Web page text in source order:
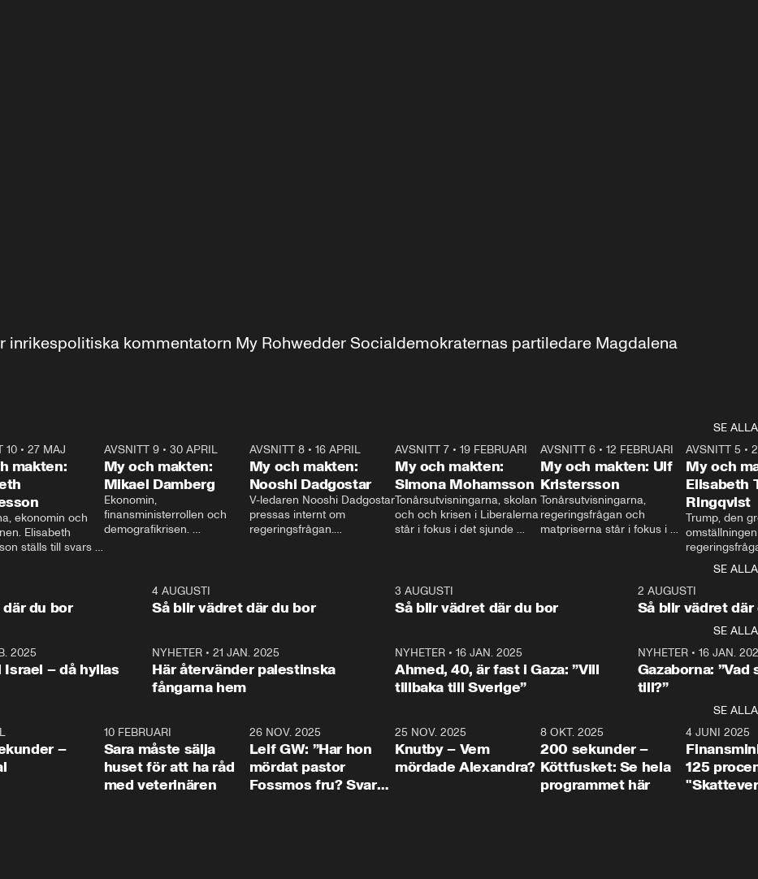
inrikespolitiska kommentatorn My Rohwedder Socialdemokraternas partiledare Magdalena
SE ALLA
10 •27 MAJ
makten:
ekonomin och
Elisabeth
ställs till svars
AVSNITT 9• 30 APRIL
My och makten:
Mikael Damberg
Ekonomin,
finansministerrollen och
demografikrisen.
och Makten.
AVSNITT 8• 16 APRIL
My och makten:
Nooshi Dadgostar
V-ledaren Nooshi Dadgostar
pressas internt om
regeringsfrågan.
– Vi ställer upp i val. Ska vi
vara med så sitter vi förstås
24:30
AVSNITT 7• 19 FEBRUARI
My och makten:
Simona Mohamsson
Tonårsutvisningarna, skolan
och och krisen i Liberalerna
står i fokus i det sjunde
kommentator My
Rohwedder ställer
utbildnings- och
Mohamsson till svars.
27:30
AVSNITT 6 •12 FEBRUARI
My och makten: Ulf
Kristersson
Tonårsutvisningarna,
regeringsfrågan och
matpriserna står i fokus i
Rohwedder ställer
statsminister Ulf Kristersson
AVSNITT 5 •
My och
Elisabeth
Ringqvist
Trump, den
centrum i
avsnittet av
Makten”. Se
Aftonbladets
Rohwedder
Thand Ring
SE ALLA
1:06
du bor
4 AUGUSTI
Så blir vädret där du bor
3 AUGUSTI
Så blir vädret där du bor
2 AUGUSTI
Så blir vädret där
SE ALLA
2025
Israel – då hyllas
NYHETER •21 JAN. 2025
Här återvänder palestinska
fångarna hem
NYHETER• 16 JAN. 2025
Ahmed, 40, är fast i Gaza: ”Vill
tillbaka till Sverige”
NYHETER• 16 JAN.
Gazaborna:
till?”
SE ALLA
–
10 FEBRUARI
Sara måste sälja
huset för att ha råd
med veterinären
26 NOV. 2025
Leif GW: ”Har hon
mördat pastor
Fossmos fru? Svar
31:05
25 NOV. 2025
Knutby – Vem
mördade Alexandra?
4:29
8 OKT. 2025
200 sekunder –
Köttfusket: Se hela
programmet här
4 JUNI 2025
125